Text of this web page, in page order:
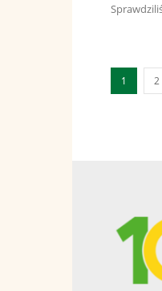
1 2